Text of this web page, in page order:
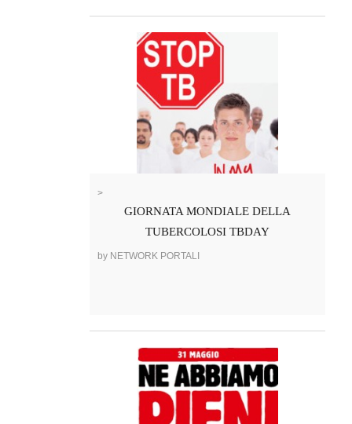
>
GIORNATA MONDIALE DELLA
TUBERCOLOSI TBDAY
by NETWORK PORTALI